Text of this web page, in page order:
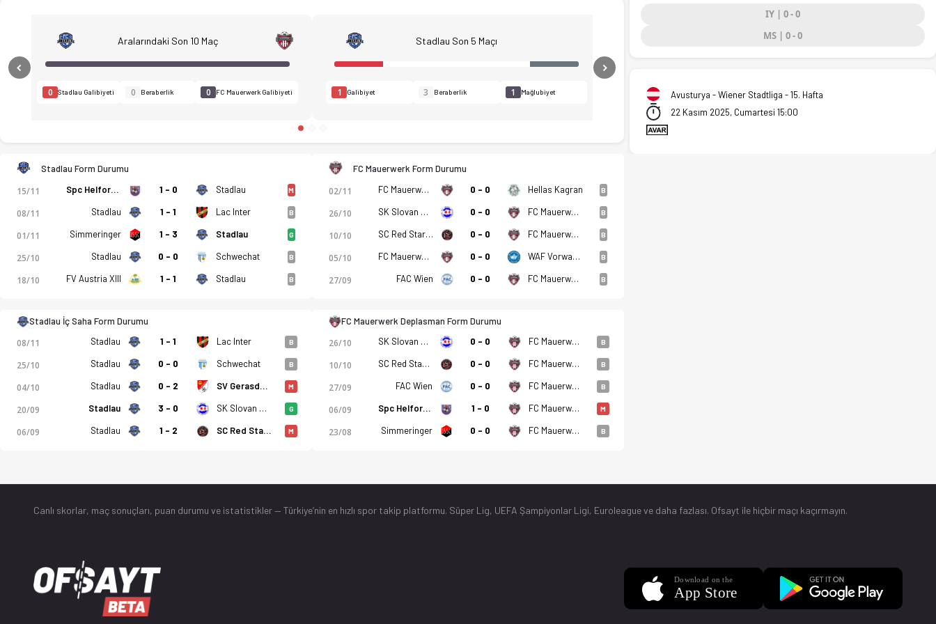
FC Stadlau - FC Mauerwerk 22.11.2025 tarihinde başlıyor. Muhtemel kadrolar, ilk 11'ler, iddaa oranları ve istatistikler Ofsayt'ta.
Aralarındaki Son 10 Maç
0 Stadlau Galibiyeti 0 Beraberlik 0 FC Mauerwerk Galibiyeti
Stadlau Son 5 Maçı
1 Galibiyet 3 Beraberlik 1 Mağlubiyet
Previous Next
Stadlau Form Durumu
15/11 Spc Helfort 15 1 - 0 Stadlau M
08/11 Stadlau 1 - 1 Lac Inter B
01/11 Simmeringer 1 - 3 Stadlau G
25/10 Stadlau 0 - 0 Schwechat B
18/10 FV Austria XIII 1 - 1 Stadlau B
FC Mauerwerk Form Durumu
02/11 FC Mauerwerk 0 - 0 Hellas Kagran B
26/10 SK Slovan Hac 0 - 0 FC Mauerwerk B
10/10 SC Red Star Penzing 0 - 0 FC Mauerwerk B
05/10 FC Mauerwerk 0 - 0 WAF Vorwarts Brigittenau B
27/09 FAC Wien 0 - 0 FC Mauerwerk B
Stadlau İç Saha Form Durumu
08/11 Stadlau 1 - 1 Lac Inter B
25/10 Stadlau 0 - 0 Schwechat B
04/10 Stadlau 0 - 2 SV Gerasdorf M
20/09 Stadlau 3 - 0 SK Slovan Hac G
06/09 Stadlau 1 - 2 SC Red Star Penzing M
FC Mauerwerk Deplasman Form Durumu
26/10 SK Slovan Hac 0 - 0 FC Mauerwerk B
10/10 SC Red Star Penzing 0 - 0 FC Mauerwerk B
27/09 FAC Wien 0 - 0 FC Mauerwerk B
06/09 Spc Helfort 15 1 - 0 FC Mauerwerk M
23/08 Simmeringer 0 - 0 FC Mauerwerk B
IY | 0 - 0
MS | 0 - 0
Avusturya - Wiener Stadtliga - 15. Hafta
22 Kasım 2025, Cumartesi 15:00
Canlı skorlar, maç sonuçları, puan durumu ve istatistikler — Türkiye’nin en hızlı spor takip platformu. Süper Lig, UEFA Şampiyonlar Ligi, Euroleague ve daha fazlası. Ofsayt ile hiçbir maçı kaçırmayın.